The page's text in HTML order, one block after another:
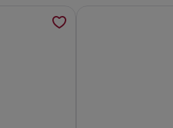
Hausboot am Gräbendorfer,
Weitere